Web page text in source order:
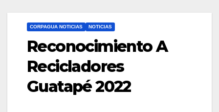
CORPAGUA NOTICIAS NOTICIAS
Reconocimiento A
Recicladores
Guatapé 2022